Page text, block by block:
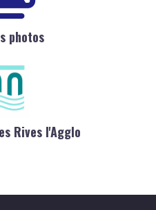
photos
Rives l'Agglo